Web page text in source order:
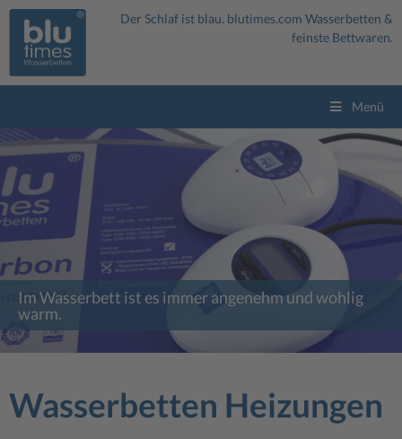
Der Schlaf ist blau. blutimes.com Wasserbetten &
feinste Bettwaren.
Menü
Im Wasserbett ist es immer angenehm und wohlig
warm.
Wasserbetten Heizungen